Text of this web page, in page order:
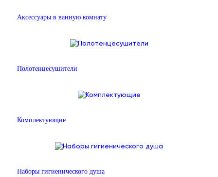
Аксессуары в ванную комнату
Полотенцесушители
Комплектующие
Наборы гигиенического душа